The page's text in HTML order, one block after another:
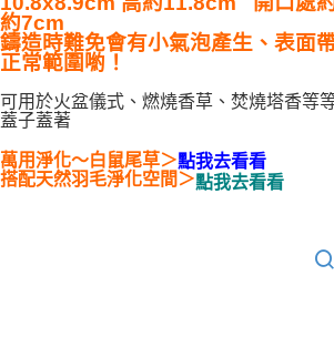
ATM付款
全家取貨付款
每筆NT$80，滿NT$3,000(含以上)免運費
7-11取貨付款
約7cm
鑄造時難免會有小氣泡產生、表面
正常範圍喲！
可用於火盆儀式、燃燒香草、焚燒塔香等
蓋子蓋著
萬用淨化～白鼠尾草＞點我去看看
搭配天然羽毛淨化空間 ＞點我去看看